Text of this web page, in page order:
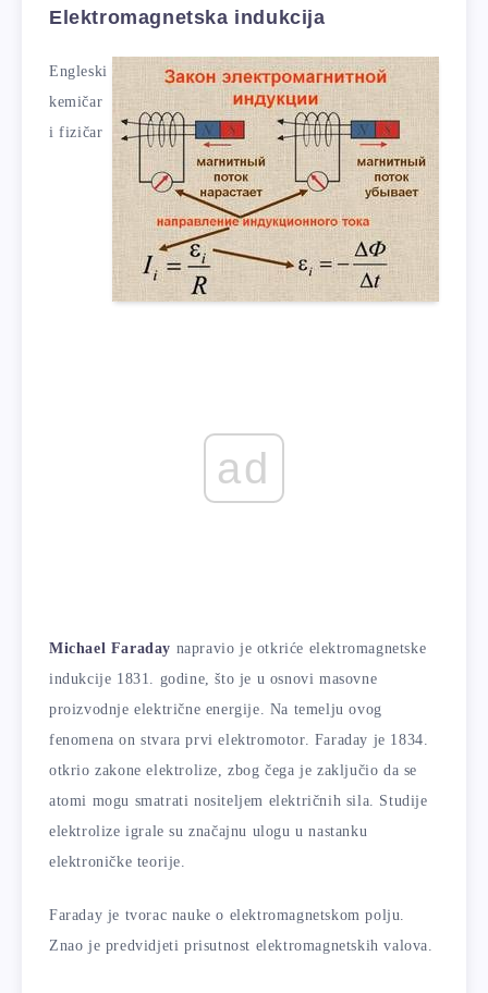
Elektromagnetska indukcija
Engleski
kemičar
i fizičar
ad
Michael Faraday napravio je otkriće elektromagnetske
indukcije 1831. godine, što je u osnovi masovne
proizvodnje električne energije. Na temelju ovog
fenomena on stvara prvi elektromotor. Faraday je 1834.
otkrio zakone elektrolize, zbog čega je zaključio da se
atomi mogu smatrati nositeljem električnih sila. Studije
elektrolize igrale su značajnu ulogu u nastanku
elektroničke teorije.
Faraday je tvorac nauke o elektromagnetskom polju.
Znao je predvidjeti prisutnost elektromagnetskih valova.